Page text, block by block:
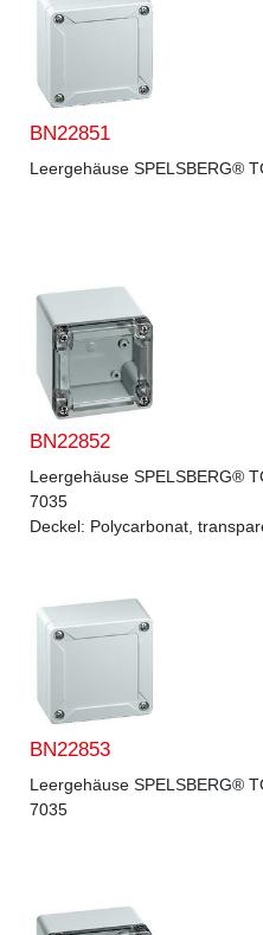
BN22851
Leergehäuse SPELSBERG®
BN22852
Leergehäuse SPELSBERG®
7035
Deckel: Polycarbonat,
BN22853
Leergehäuse SPELSBERG®
7035